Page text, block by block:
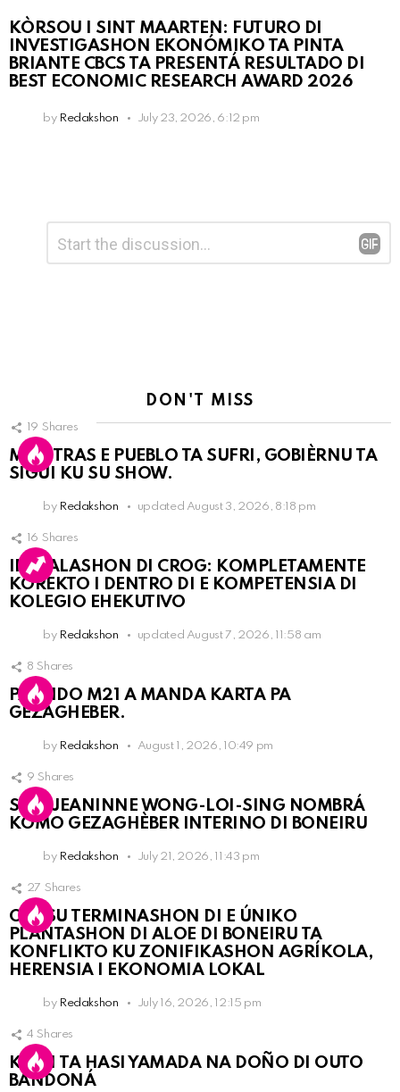
KÒRSOU I SINT MAARTEN: FUTURO DI
INVESTIGASHON EKONÓMIKO TA PINTA
BRIANTE CBCS TA PRESENTÁ RESULTADO DI
BEST ECONOMIC RESEARCH AWARD 2026
by Redakshon July 23, 2026, 6:12 pm
Reply
DON'T MISS
19 Shares
MIENTRAS E PUEBLO TA SUFRI, GOBIÈRNU TA
SIGUI KU SU SHOW.
by Redakshon updated August 3, 2026, 8:18 pm
16 Shares
INSTALASHON DI CROG: KOMPLETAMENTE
KOREKTO I DENTRO DI E KOMPETENSIA DI
KOLEGIO EHEKUTIVO
by Redakshon updated August 7, 2026, 11:58 am
8 Shares
PARTIDO M21 A MANDA KARTA PA
GEZAGHEBER.
by Redakshon August 1, 2026, 10:49 pm
9 Shares
SRA. JEANINNE WONG-LOI-SING NOMBRÁ
KOMO GEZAGHÈBER INTERINO DI BONEIRU
by Redakshon July 21, 2026, 11:43 pm
27 Shares
OLB SU TERMINASHON DI E ÚNIKO
PLANTASHON DI ALOE DI BONEIRU TA
KONFLIKTO KU ZONIFIKASHON AGRÍKOLA,
HERENSIA I EKONOMIA LOKAL
by Redakshon July 16, 2026, 12:15 pm
4 Shares
KPCN TA HASI YAMADA NA DOÑO DI OUTO
BANDONÁ